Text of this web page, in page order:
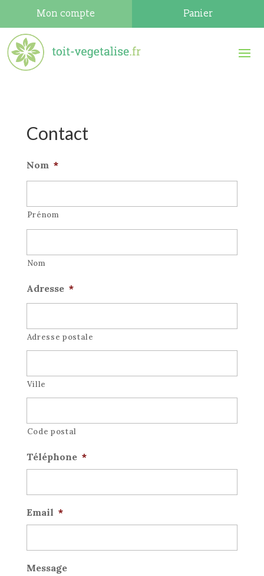
Mon compte Panier
Contact
Nom *
Prénom
Nom
Adresse *
Adresse postale
Ville
Code postal
Téléphone *
Email *
Message